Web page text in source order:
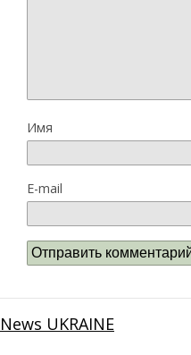
Имя
E-mail
News UKRAINE